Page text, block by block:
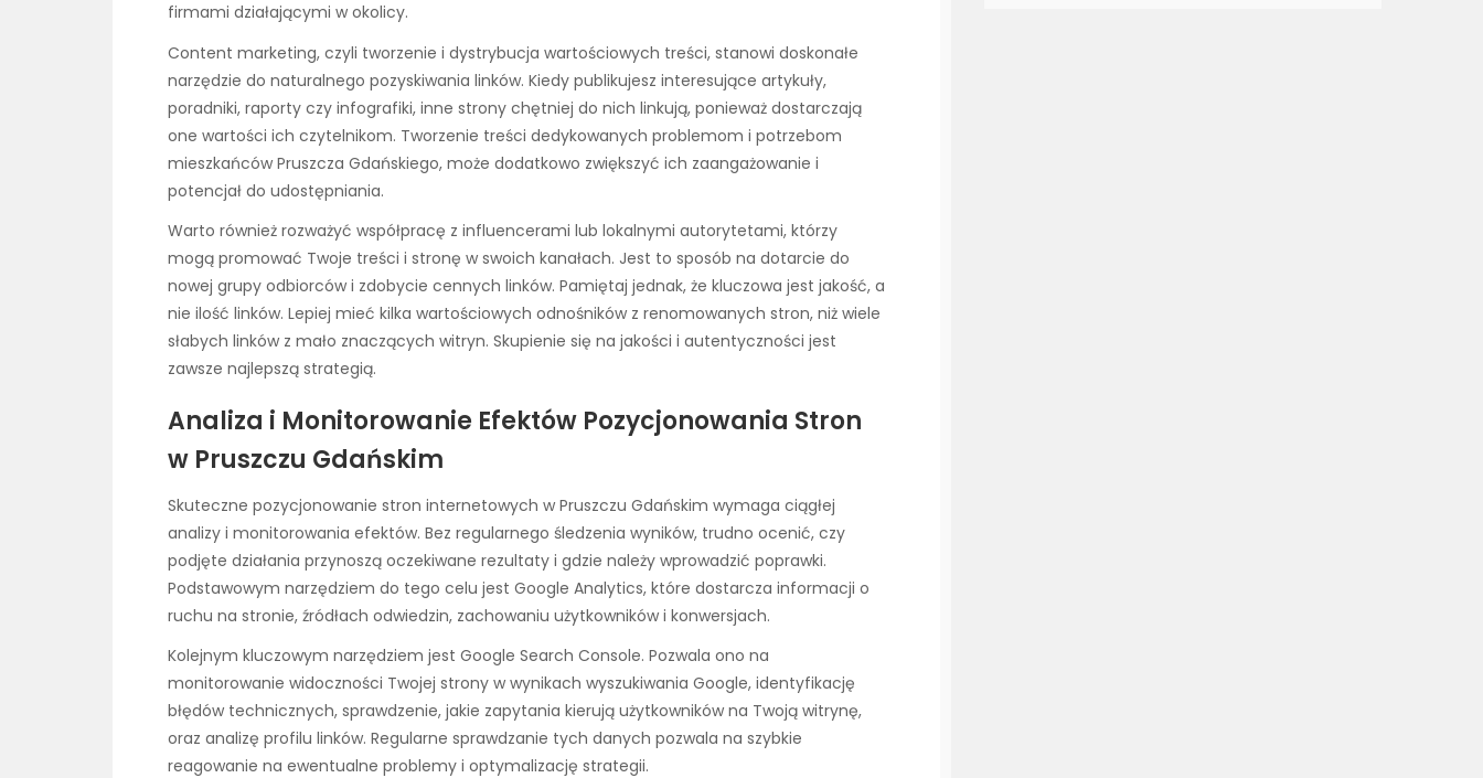
firmami działającymi w okolicy.
Content marketing, czyli tworzenie i dystrybucja wartościowych treści, stanowi doskonałe
narzędzie do naturalnego pozyskiwania linków. Kiedy publikujesz interesujące artykuły,
poradniki, raporty czy infografiki, inne strony chętniej do nich linkują, ponieważ dostarczają
one wartości ich czytelnikom. Tworzenie treści dedykowanych problemom i potrzebom
mieszkańców Pruszcza Gdańskiego, może dodatkowo zwiększyć ich zaangażowanie i
potencjał do udostępniania.
Warto również rozważyć współpracę z influencerami lub lokalnymi autorytetami, którzy
mogą promować Twoje treści i stronę w swoich kanałach. Jest to sposób na dotarcie do
nowej grupy odbiorców i zdobycie cennych linków. Pamiętaj jednak, że kluczowa jest jakość, a
nie ilość linków. Lepiej mieć kilka wartościowych odnośników z renomowanych stron, niż wiele
słabych linków z mało znaczących witryn. Skupienie się na jakości i autentyczności jest
zawsze najlepszą strategią.
Analiza i Monitorowanie Efektów Pozycjonowania Stron
w Pruszczu Gdańskim
Skuteczne pozycjonowanie stron internetowych w Pruszczu Gdańskim wymaga ciągłej
analizy i monitorowania efektów. Bez regularnego śledzenia wyników, trudno ocenić, czy
podjęte działania przynoszą oczekiwane rezultaty i gdzie należy wprowadzić poprawki.
Podstawowym narzędziem do tego celu jest Google Analytics, które dostarcza informacji o
ruchu na stronie, źródłach odwiedzin, zachowaniu użytkowników i konwersjach.
Kolejnym kluczowym narzędziem jest Google Search Console. Pozwala ono na
monitorowanie widoczności Twojej strony w wynikach wyszukiwania Google, identyfikację
błędów technicznych, sprawdzenie, jakie zapytania kierują użytkowników na Twoją witrynę,
oraz analizę profilu linków. Regularne sprawdzanie tych danych pozwala na szybkie
reagowanie na ewentualne problemy i optymalizację strategii.